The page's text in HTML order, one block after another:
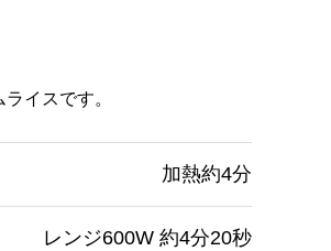
イスです。
加熱約4分
レンジ600W 約4分20秒